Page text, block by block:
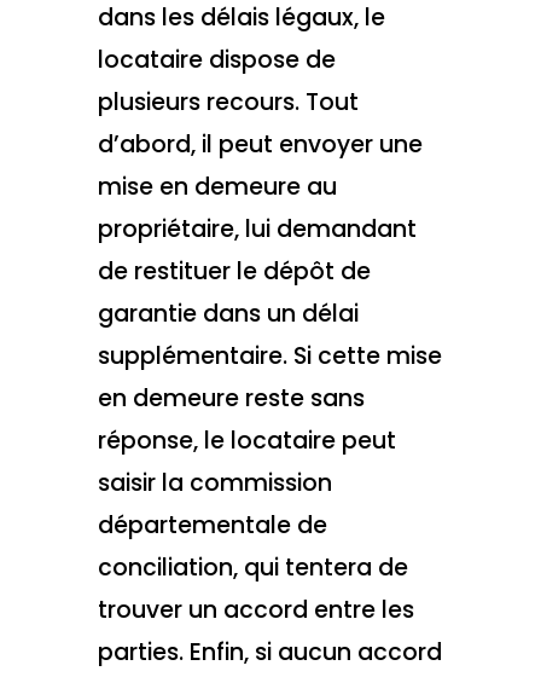
dans les délais légaux, le
locataire dispose de
plusieurs recours. Tout
d’abord, il peut envoyer une
mise en demeure au
propriétaire, lui demandant
de restituer le dépôt de
garantie dans un délai
supplémentaire. Si cette mise
en demeure reste sans
réponse, le locataire peut
saisir la commission
départementale de
conciliation, qui tentera de
trouver un accord entre les
parties. Enfin, si aucun accord